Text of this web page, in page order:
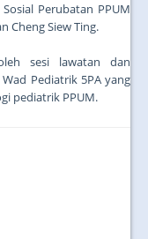
Perubatan PPUM
Cheng Siew Ting.
sesi lawatan dan
Pediatrik 5PA yang
pediatrik PPUM.